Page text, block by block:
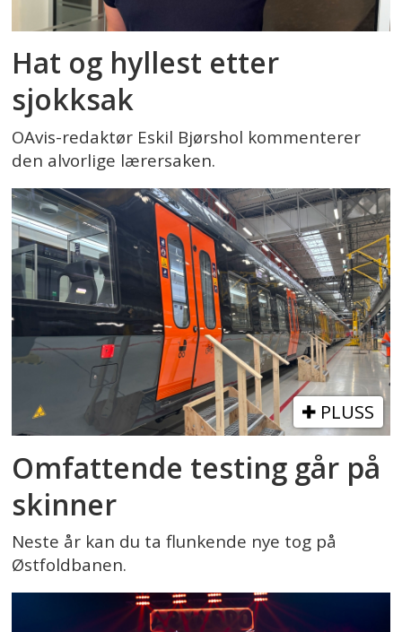
Hat og hyllest etter
sjokksak
OAvis-redaktør Eskil Bjørshol kommenterer
den alvorlige lærersaken.
PLUSS
Omfattende testing går på
skinner
Neste år kan du ta flunkende nye tog på
Østfoldbanen.